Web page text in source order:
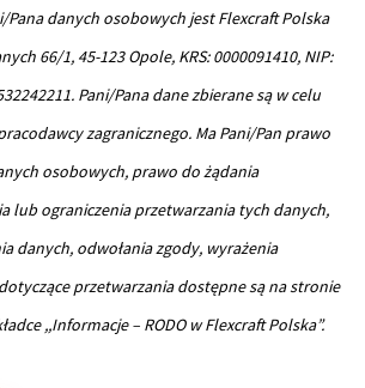
danych osobowych jest Flexcraft Polska
66/1, 45-123 Opole, KRS: 0000091410, NIP:
Pani/Pana dane zbierane są w celu
zagranicznego. Ma Pani/Pan prawo
osobowych, prawo do żądania
lub ograniczenia przetwarzania tych danych,
danych, odwołania zgody, wyrażenia
przetwarzania dostępne są na stronie
,,Informacje – RODO w Flexcraft Polska”.